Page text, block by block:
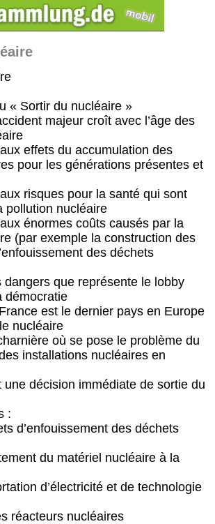
« Sortir du nucléaire »
majeur croît avec l’âge des
effets du accumulation des
pour les générations présentes et
risques pour la santé qui sont
pollution nucléaire
énormes coûts causés par la
(par exemple la construction des
des déchets
dangers que représente le lobby
démocratie
est le dernier pays en Europe
nucléaire
où se pose le problème du
installations nucléaires en
une décision immédiate de sortie du
:
d’enfouissement des déchets
du matériel nucléaire à la
d’électricité et de technologie
réacteurs nucléaires